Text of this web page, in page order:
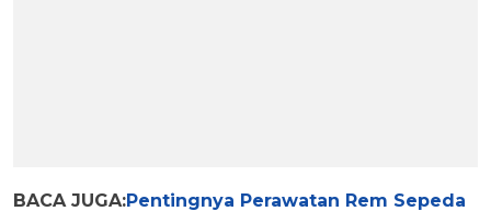
BACA JUGA:Pentingnya Perawatan Rem Sepeda